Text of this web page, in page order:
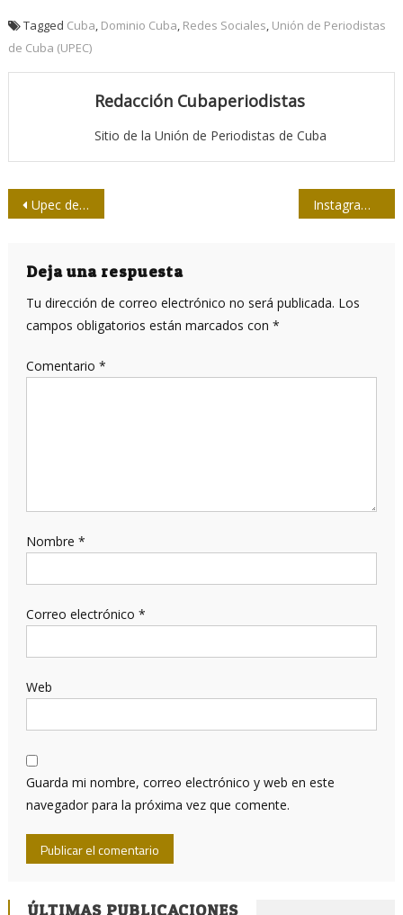
Tagged Cuba, Dominio Cuba, Redes Sociales, Unión de Periodistas
de Cuba (UPEC)
Redacción Cubaperiodistas
Sitio de la Unión de Periodistas de Cuba
Navegación
entradas
Upec de Villa Clara entrega Premios Provinciales de Periodismo Instagram y Facebook censuran todas las muestras de apoyo a Soleimani
Deja una respuesta
Tu dirección de correo electrónico no será publicada. Los
campos obligatorios están marcados con *
Comentario *
Nombre *
Correo electrónico *
Web
Guarda mi nombre, correo electrónico y web en este
navegador para la próxima vez que comente.
ÚLTIMAS PUBLICACIONES